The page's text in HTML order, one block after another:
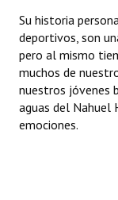
REFORMA DE LA
Su historia
deportivos, son
pero al mismo
muchos de
nuestros jóvenes
aguas del Nahuel
emociones.